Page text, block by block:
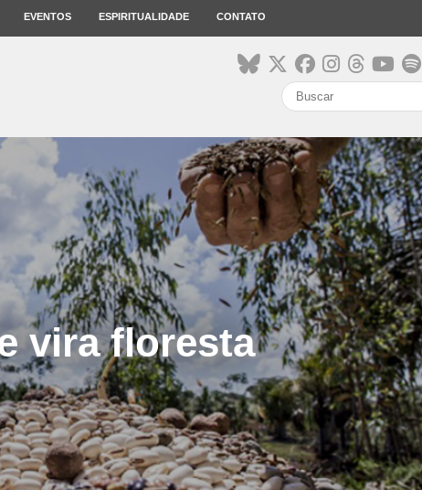
EVENTOS ESPIRITUALIDADE CONTATO
vira floresta